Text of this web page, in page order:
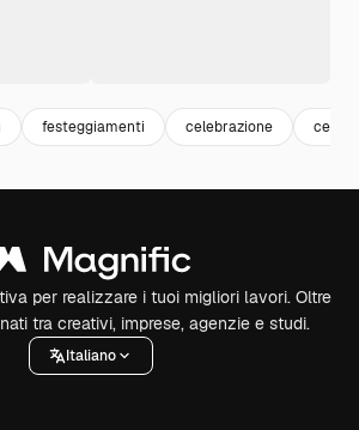
festeggiamenti celebrazione
per realizzare i tuoi migliori lavori. Oltre
tra creativi, imprese, agenzie e studi.
Italiano